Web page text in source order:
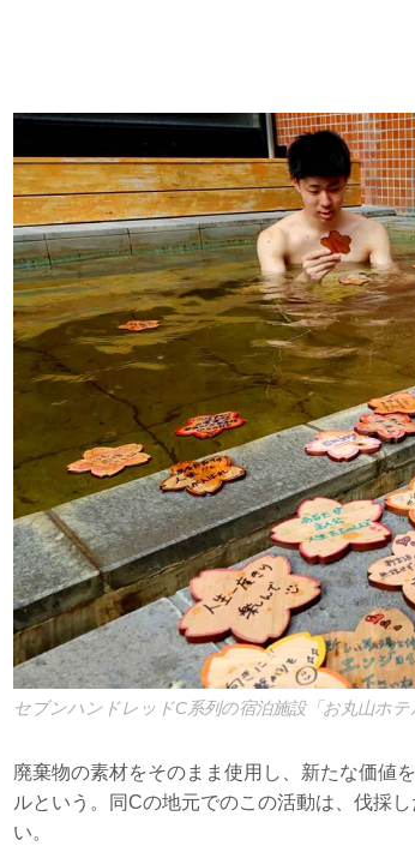
セブンハンドレッドC系列の宿泊施設「お丸山ホ
廃棄物の素材をそのまま使用し、新たな価値
ルという。同Cの地元でのこの活動は、伐採
い。